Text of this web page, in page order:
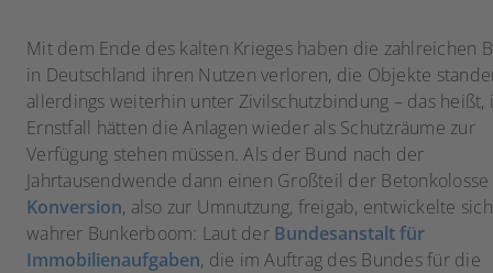
Mit dem Ende des kalten Krieges haben die zahlreichen
in Deutschland ihren Nutzen verloren, die Objekte
allerdings weiterhin unter Zivilschutzbindung – das heißt,
Ernstfall hätten die Anlagen wieder als Schutzräume zur
Verfügung stehen müssen. Als der Bund nach der
Jahrtausendwende dann einen Großteil der Betonkolosse
Konversion, also zur Umnutzung, freigab, entwickelte
wahrer Bunkerboom: Laut der Bundesanstalt für
Immobilienaufgaben, die im Auftrag des Bundes für die